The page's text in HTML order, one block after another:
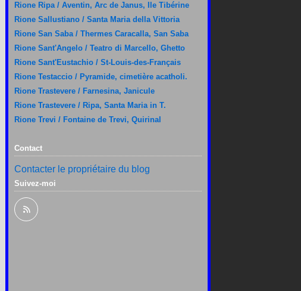
Rione Ripa / Aventin, Arc de Janus, Ile Tibérine
Rione Sallustiano / Santa Maria della Vittoria
Rione San Saba / Thermes Caracalla, San Saba
Rione Sant'Angelo / Teatro di Marcello, Ghetto
Rione Sant'Eustachio / St-Louis-des-Français
Rione Testaccio / Pyramide, cimetière acatholi.
Rione Trastevere / Farnesina, Janicule
Rione Trastevere / Ripa, Santa Maria in T.
Rione Trevi / Fontaine de Trevi, Quirinal
Contact
Contacter le propriétaire du blog
Suivez-moi